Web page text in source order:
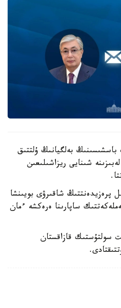
بەلگيانىڭ ۇلتتىق
شىنايى ريزاشىلىعىن
شاقىرۋى بويىنشا
ساپارىنا ەرەكشە ءمان
سولتۇستىك قازاقستان